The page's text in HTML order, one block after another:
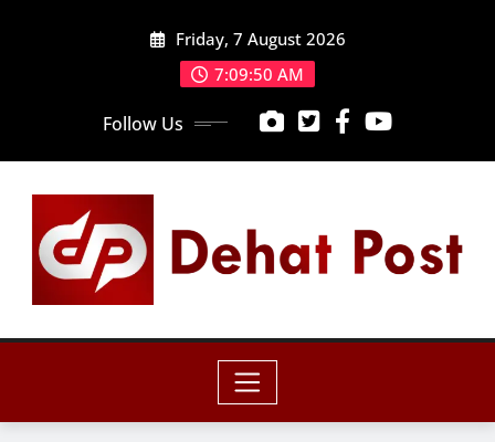
Friday, 7 August 2026
7:09:52 AM
Follow Us